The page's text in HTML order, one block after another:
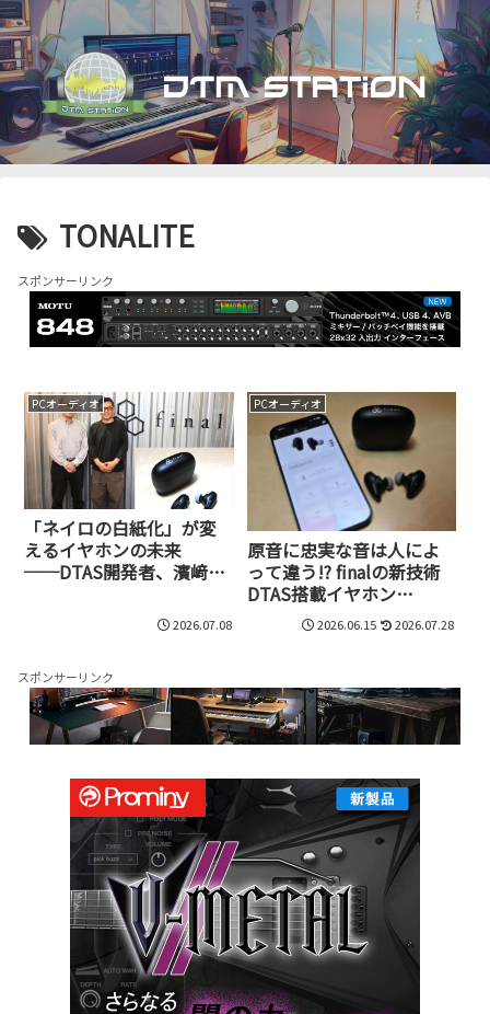
TONALITE
スポンサーリンク
PCオーディオ
「ネイロの白紙化」が変
えるイヤホンの未来
──DTAS開発者、濱﨑公
2026.07.08
PCオーディオ
原音に忠実な音は人によ
って違う!? finalの新技術
DTAS搭載イヤホン
「TONALITE」を試した
2026.06.15 2026.07.28
スポンサーリンク